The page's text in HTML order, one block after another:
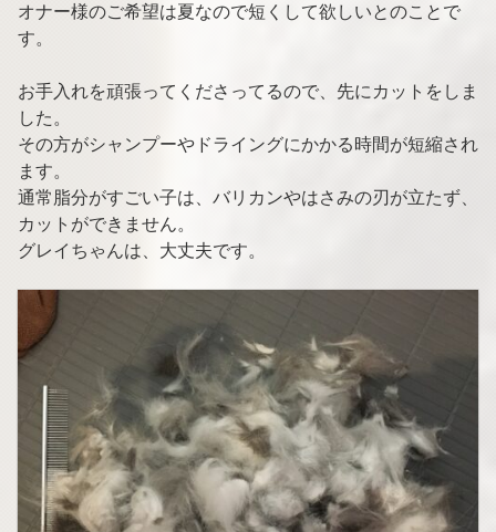
オナー様のご希望は夏なので短くして欲しいとのことで
す。
お手入れを頑張ってくださってるので、先にカットをしま
した。
その方がシャンプーやドライングにかかる時間が短縮され
ます。
通常脂分がすごい子は、バリカンやはさみの刃が立たず、
カットができません。
グレイちゃんは、大丈夫です。